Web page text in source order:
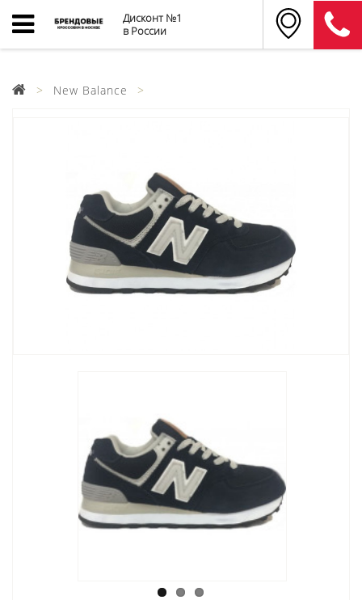
Дисконт №1
в России
New Balance